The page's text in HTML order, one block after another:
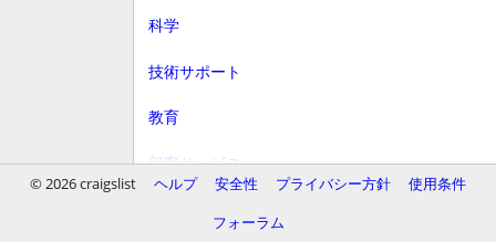
科学
技術サポート
教育
顧客サービス
© 2026 craigslist ヘルプ 安全性 プライバシー方針
使用条件
フォーラム